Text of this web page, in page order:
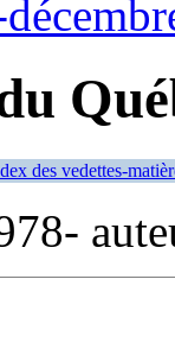
des vedettes-